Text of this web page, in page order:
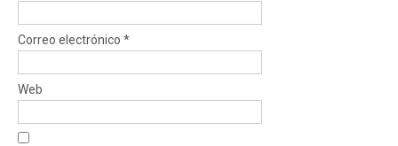
Correo electrónico *
Web